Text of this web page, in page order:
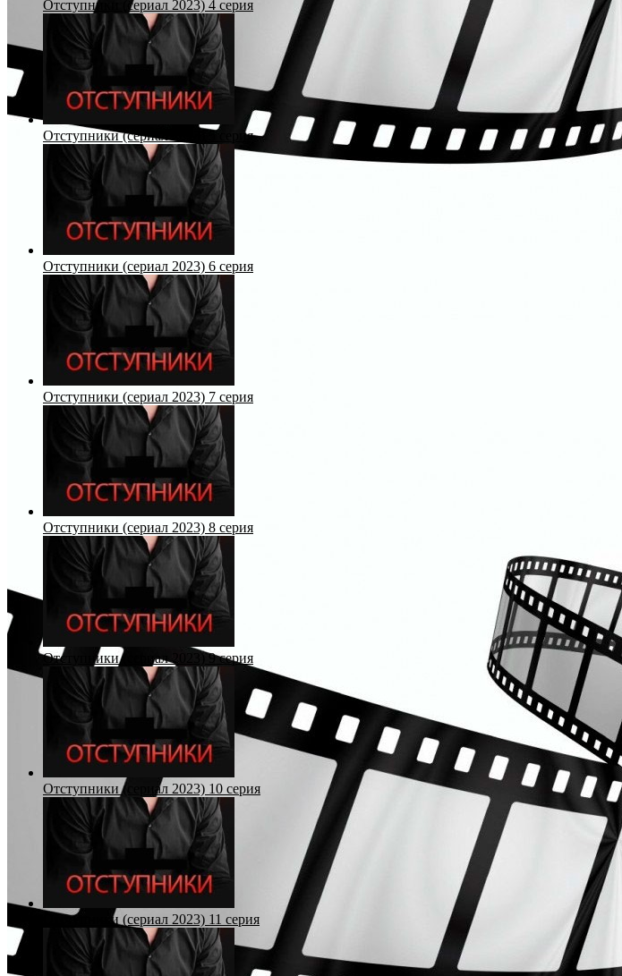
Отступники (сериал 2023) 4 серия
Отступники (сериал 2023) 5 серия
Отступники (сериал 2023) 6 серия
Отступники (сериал 2023) 7 серия
Отступники (сериал 2023) 8 серия
Отступники (сериал 2023) 9 серия
Отступники (сериал 2023) 10 серия
Отступники (сериал 2023) 11 серия